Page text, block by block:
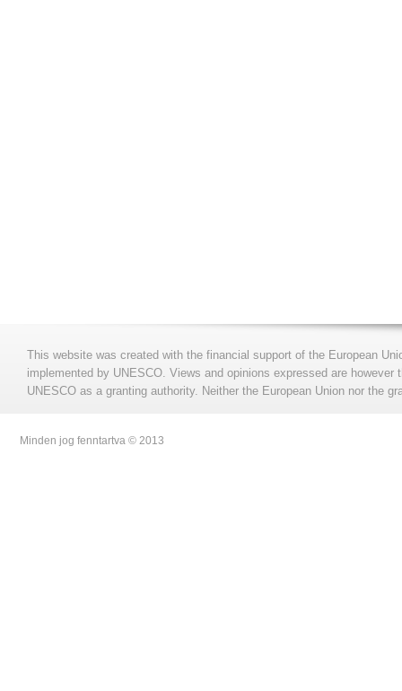
This website was created with the financial support of the European
implemented by UNESCO. Views and opinions expressed are
UNESCO as a granting authority. Neither the European Union nor the
Minden jog fenntartva © 2013